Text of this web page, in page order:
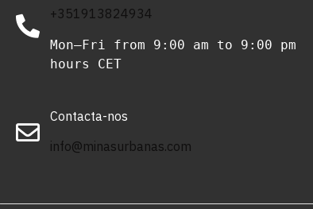
+351913824934
Mon–Fri from 9:00 am to 9:00 pm
hours CET
Contacta-nos
info@minasurbanas.com